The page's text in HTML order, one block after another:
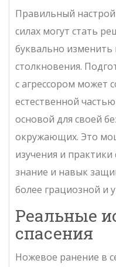
Правильный
силах могут стать
буквально изменить
столкновения.
с агрессором может
естественной
основой для своей
окружающих. Это
изучения и
знание и навык
более грациозной и
Реальные
спасения
Ножевое ранение в